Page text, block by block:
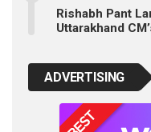
Rishabh Pant
Uttarakhand
ADVERTISING